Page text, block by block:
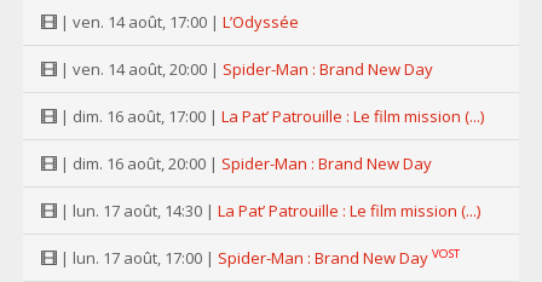
| ven. 14 août, 17:00 | L’Odyssée
| ven. 14 août, 20:00 | Spider-Man : Brand New Day
| dim. 16 août, 17:00 | La Pat’ Patrouille : Le film mission (...)
| dim. 16 août, 20:00 | Spider-Man : Brand New Day
| lun. 17 août, 14:30 | La Pat’ Patrouille : Le film mission (...)
| lun. 17 août, 17:00 | Spider-Man : Brand New Day VOST